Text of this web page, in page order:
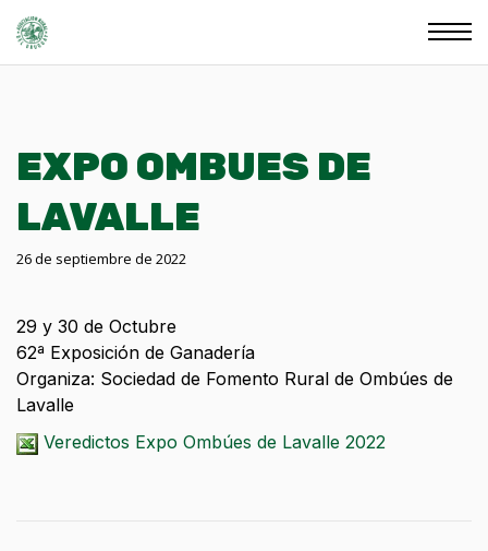
EXPO OMBUES DE
LAVALLE
26 de septiembre de 2022
29 y 30 de Octubre
62ª Exposición de Ganadería
Organiza: Sociedad de Fomento Rural de Ombúes de
Lavalle
Veredictos Expo Ombúes de Lavalle 2022